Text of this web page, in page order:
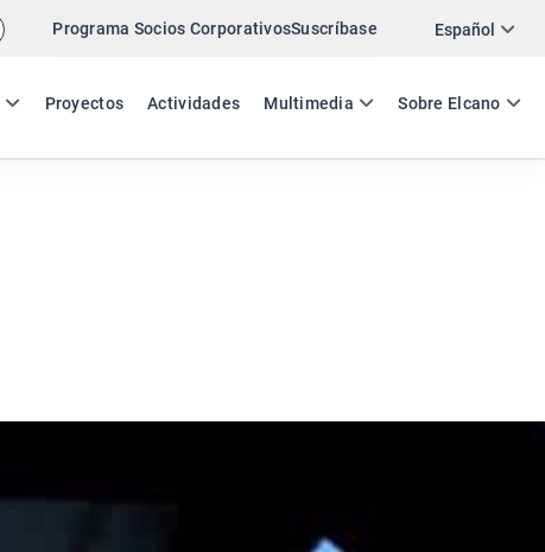
Programa Socios CorporativosSuscríbase Español
ES EN
Proyectos Actividades Multimedia Sobre Elcano
Twitter